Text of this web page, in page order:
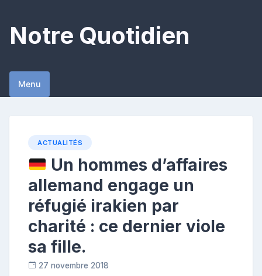
content
Notre Quotidien
Menu
ACTUALITÉS
Un hommes d’affaires
allemand engage un
réfugié irakien par
charité : ce dernier viole
sa fille.
27 novembre 2018